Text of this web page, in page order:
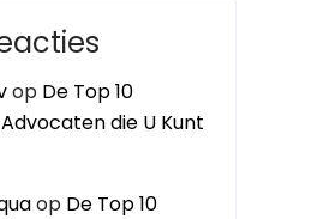
op De Top 10
die U Kunt
op De Top 10